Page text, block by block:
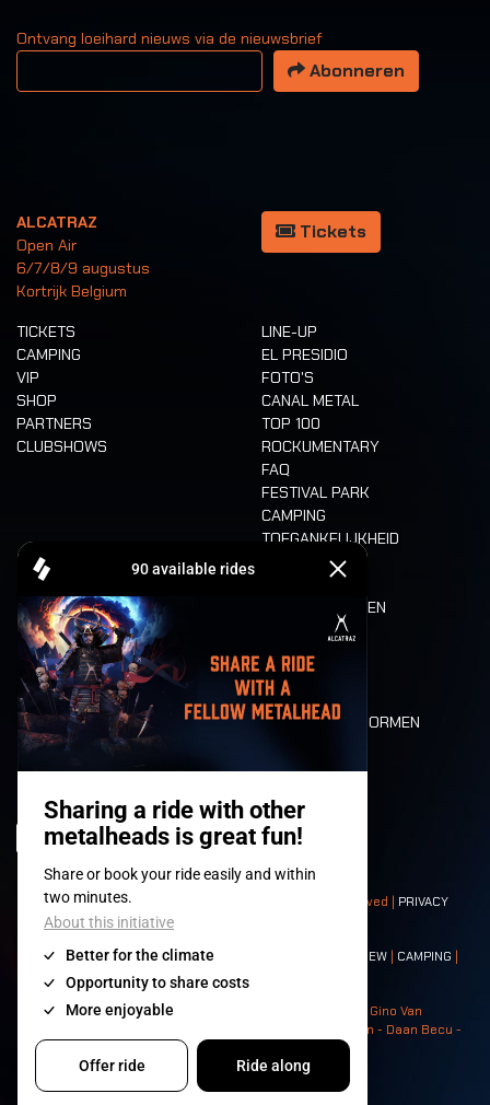
Ontvang loeihard nieuws via de nieuwsbrief
Uw email adres
Abonneren
ALCATRAZ
Open Air
6/7/8/9 augustus
Kortrijk Belgium
Tickets
TICKETS
CAMPING
VIP
SHOP
PARTNERS
CLUBSHOWS
LINE-UP
EL PRESIDIO
FOTO'S
CANAL METAL
TOP 100
ROCKUMENTARY
FAQ
FESTIVAL PARK
CAMPING
TOEGANKELIJKHEID
CASHLESS
ETEN EN DRINKEN
MOBILITEIT
LONE WOLVES
PLATTEGROND
DEATH RIDE
WAARDEN EN NORMEN
HISTORIEK
© 2008-2026- Apache Productions VZW – All rights reserved | PRIVACY
POLICY|ALGEMENE VOORWAARDEN
Contact:GENERAL| PARTNERSHIPS CREW | CAMPING |
NEIGHBOURS
Photos: Ann Kermans - Hans Van Hoof - Eliaz Bruggeman - Gino Van
Lancker - Tim Tronckoe - Elsie Roymans - Stijn Verbruggen - Daan Becu -
Claus Christa - Devid Camerlynck